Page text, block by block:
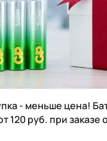
- меньше цена!
120 руб. при заказе